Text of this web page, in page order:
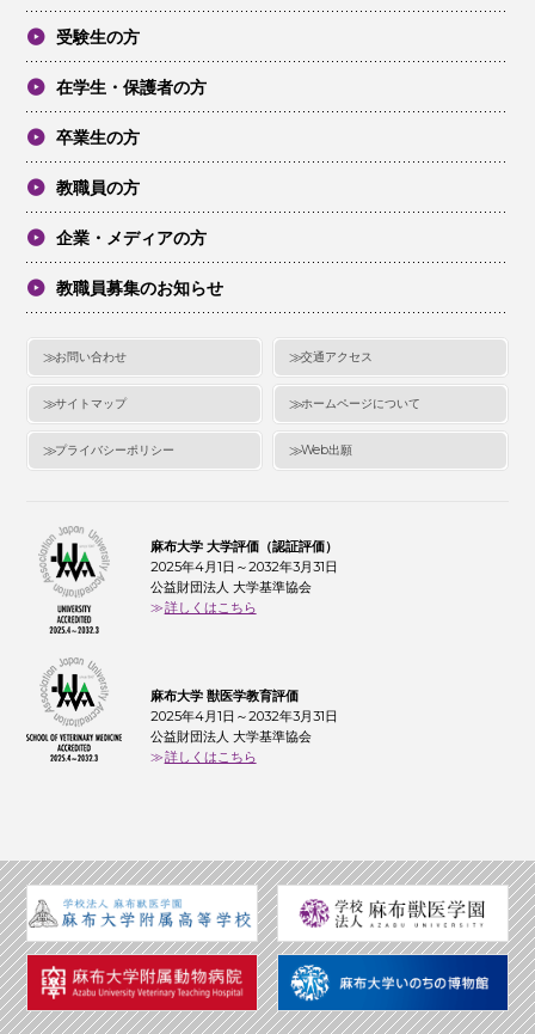
受験生の方
在学生・保護者の方
卒業生の方
教職員の方
企業・メディアの方
教職員募集のお知らせ
お問い合わせ 交通アクセス
サイトマップ ホームページについて
プライバシーポリシー Web出願
麻布大学 大学評価（認証評価）
2025年4月1日～2032年3月31日
公益財団法人 大学基準協会
詳しくはこちら
麻布大学 獣医学教育評価
2025年4月1日～2032年3月31日
公益財団法人 大学基準協会
詳しくはこちら